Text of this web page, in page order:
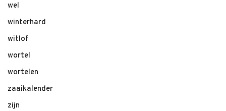
wel
winterhard
witlof
wortel
wortelen
zaaikalender
zijn